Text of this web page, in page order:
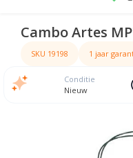
Cambo Artes
SKU 19198 1 jaar
Conditie
Nieuw